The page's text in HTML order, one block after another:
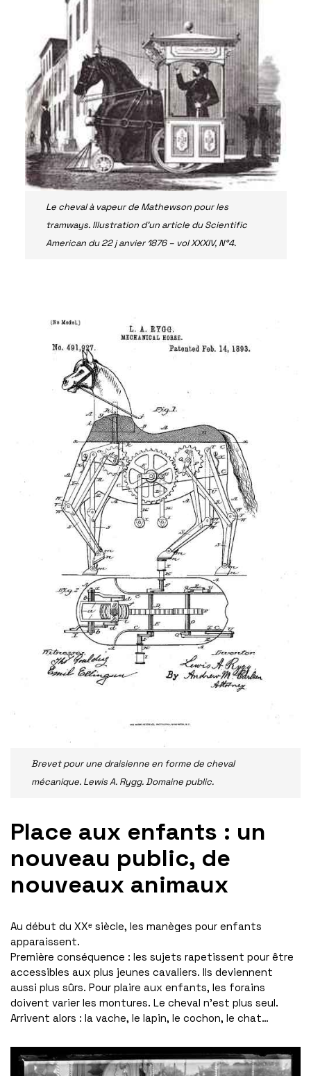
Le cheval à vapeur de Mathewson pour les
tramways. Illustration d’un article du Scientific
American du 22 j anvier 1876 – vol XXXIV, N°4.
Brevet pour une draisienne en forme de cheval
mécanique. Lewis A. Rygg. Domaine public.
Place aux enfants : un
nouveau public, de
nouveaux animaux
Au début du XXᵉ siècle, les manèges pour enfants
apparaissent.
Première conséquence : les sujets rapetissent pour être
accessibles aux plus jeunes cavaliers. Ils deviennent
aussi plus sûrs. Pour plaire aux enfants, les forains
doivent varier les montures. Le cheval n’est plus seul.
Arrivent alors : la vache, le lapin, le cochon, le chat…